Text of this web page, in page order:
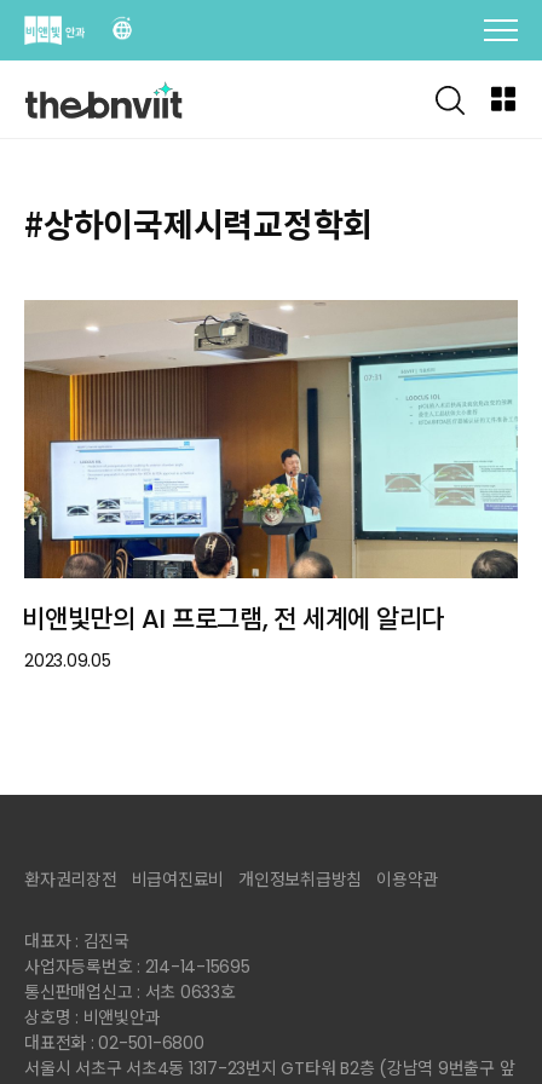
Skip
#상하이국제시력교정학회
비앤빛만의 AI 프로그램, 전 세계에 알리다
2023.09.05
환자권리장전 비급여진료비 개인정보취급방침 이용약관
대표자 : 김진국
사업자등록번호 : 214-14-15695
통신판매업신고 : 서초 0633호
상호명 : 비앤빛안과
대표전화 : 02-501-6800
서울시 서초구 서초4동 1317-23번지 GT타워 B2층 (강남역 9번출구 앞